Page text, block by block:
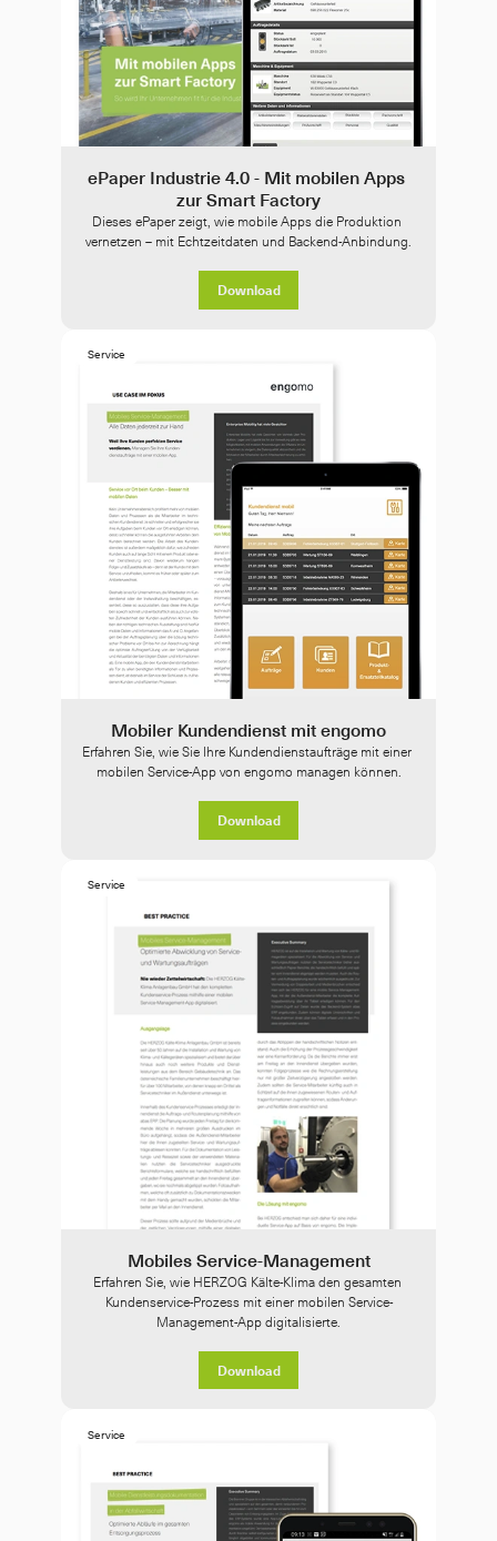
ePaper Industrie 4.0 - Mit mobilen Apps
zur Smart Factory
Dieses ePaper zeigt, wie mobile Apps die Produktion
vernetzen – mit Echtzeitdaten und Backend-Anbindung.
Download
Service
Mobiler Kundendienst mit engomo
Erfahren Sie, wie Sie Ihre Kundendienstaufträge mit einer
mobilen Service-App von engomo managen können.
Download
Service
Mobiles Service-Management
Erfahren Sie, wie HERZOG Kälte-Klima den gesamten
Kundenservice-Prozess mit einer mobilen Service-
Management-App digitalisierte.
Download
Service